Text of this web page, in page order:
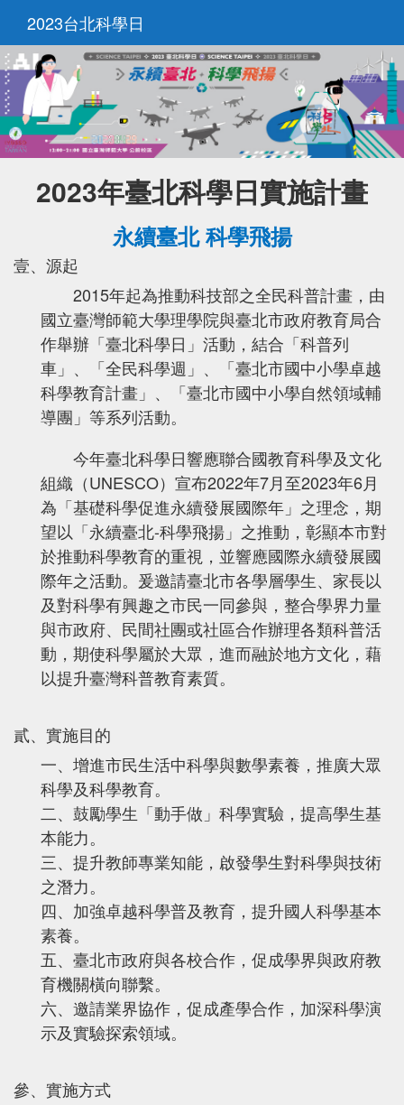
2023台北科學日
2023年臺北科學日實施計畫
永續臺北 科學飛揚
壹、源起
2015年起為推動科技部之全民科普計畫，由
國立臺灣師範大學理學院與臺北市政府教育局合
作舉辦「臺北科學日」活動，結合「科普列
車」、「全民科學週」、「臺北市國中小學卓越
科學教育計畫」、「臺北市國中小學自然領域輔
導團」等系列活動。
今年臺北科學日響應聯合國教育科學及文化
組織（UNESCO）宣布2022年7月至2023年6月
為「基礎科學促進永續發展國際年」之理念，期
望以「永續臺北-科學飛揚」之推動，彰顯本市對
於推動科學教育的重視，並響應國際永續發展國
際年之活動。爰邀請臺北市各學層學生、家長以
及對科學有興趣之市民一同參與，整合學界力量
與市政府、民間社團或社區合作辦理各類科普活
動，期使科學屬於大眾，進而融於地方文化，藉
以提升臺灣科普教育素質。
貳、實施目的
一、增進市民生活中科學與數學素養，推廣大眾
科學及科學教育。
二、鼓勵學生「動手做」科學實驗，提高學生基
本能力。
三、提升教師專業知能，啟發學生對科學與技術
之潛力。
四、加強卓越科學普及教育，提升國人科學基本
素養。
五、臺北市政府與各校合作，促成學界與政府教
育機關橫向聯繫。
六、邀請業界協作，促成產學合作，加深科學演
示及實驗探索領域。
參、實施方式